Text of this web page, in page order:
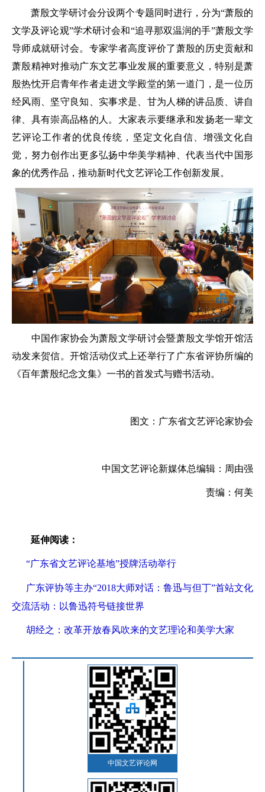
萧殷文学研讨会分设两个专题同时进行，分为“萧殷的
文学及评论观”学术研讨会和“追寻那双温润的手”萧殷文学
导师成就研讨会。专家学者高度评价了萧殷的历史贡献和
萧殷精神对推动广东文艺事业发展的重要意义，特别是萧
殷热忱开启青年作者走进文学殿堂的第一道门，是一位历
经风雨、坚守良知、实事求是、甘为人梯的讲品质、讲自
律、具有崇高品格的人。大家表示要继承和发扬老一辈文
艺评论工作者的优良传统，坚定文化自信、增强文化自
觉，努力创作出更多弘扬中华美学精神、代表当代中国形
象的优秀作品，推动新时代文艺评论工作创新发展。
中国作家协会为萧殷文学研讨会暨萧殷文学馆开馆活
动发来贺信。开馆活动仪式上还举行了广东省评协所编的
《百年萧殷纪念文集》一书的首发式与赠书活动。
图文：广东省文艺评论家协会
中国文艺评论新媒体总编辑：周由强
责编：何美
延伸阅读：
“广东省文艺评论基地”授牌活动举行
广东评协等主办“2018大师对话：鲁迅与但丁”首站文化
交流活动：以鲁迅符号链接世界
胡经之：改革开放春风吹来的文艺理论和美学大家
中国文艺评论网